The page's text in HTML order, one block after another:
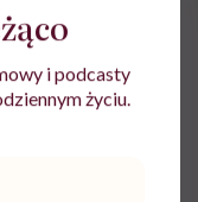
i podcasty
życiu.